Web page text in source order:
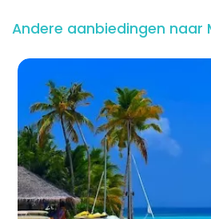
Andere aanbiedingen naar